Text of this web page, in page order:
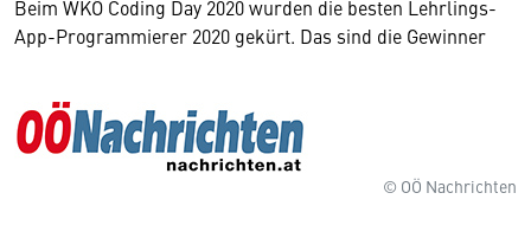
Beim WKÖ Coding Day 2020 wurden die besten Lehrlings-
App-Programmierer 2020 gekürt. Das sind die Gewinner
© OÖ Nachrichten